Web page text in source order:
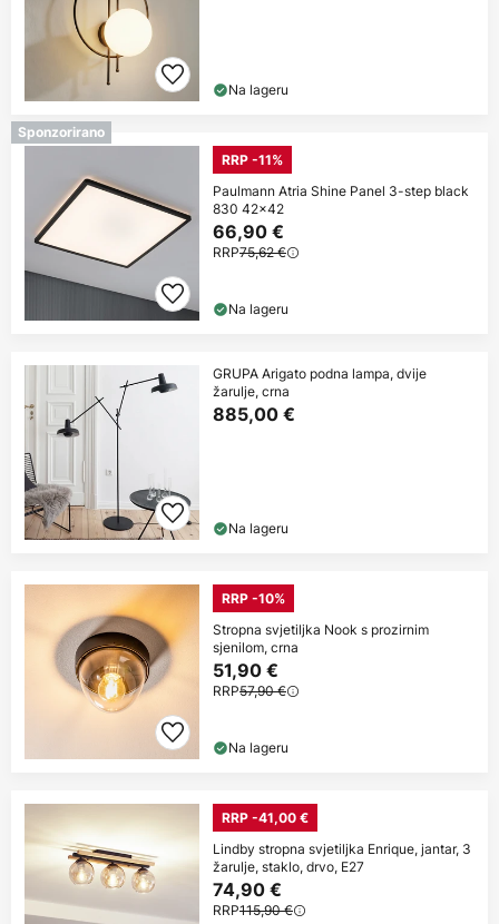
Na lageru
Sponzorirano
RRP -11%
Paulmann Atria Shine Panel 3-step black
830 42x42
66,90 €
RRP75,62 €
Na lageru
GRUPA Arigato podna lampa, dvije
žarulje, crna
885,00 €
Na lageru
RRP -10%
Stropna svjetiljka Nook s prozirnim
sjenilom, crna
51,90 €
RRP57,90 €
Na lageru
RRP -41,00 €
Lindby stropna svjetiljka Enrique, jantar, 3
žarulje, staklo, drvo, E27
74,90 €
RRP115,90 €